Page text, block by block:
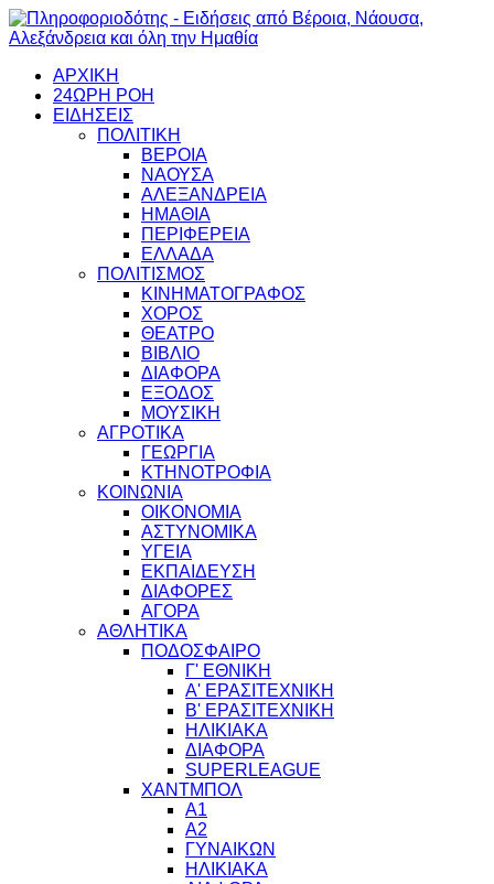
ΑΡΧΙΚΗ
24ΩΡΗ ΡΟΗ
ΕΙΔΗΣΕΙΣ
ΠΟΛΙΤΙΚΗ
ΒΕΡΟΙΑ
ΝΑΟΥΣΑ
ΑΛΕΞΑΝΔΡΕΙΑ
ΗΜΑΘΙΑ
ΠΕΡΙΦΕΡΕΙΑ
ΕΛΛΑΔΑ
ΠΟΛΙΤΙΣΜΟΣ
ΚΙΝΗΜΑΤΟΓΡΑΦΟΣ
ΧΟΡΟΣ
ΘΕΑΤΡΟ
ΒΙΒΛΙΟ
ΔΙΑΦΟΡΑ
ΕΞΟΔΟΣ
ΜΟΥΣΙΚΗ
ΑΓΡΟΤΙΚΑ
ΓΕΩΡΓΙΑ
ΚΤΗΝΟΤΡΟΦΙΑ
ΚΟΙΝΩΝΙΑ
ΟΙΚΟΝΟΜΙΑ
ΑΣΤΥΝΟΜΙΚΑ
ΥΓΕΙΑ
ΕΚΠΑΙΔΕΥΣΗ
ΔΙΑΦΟΡΕΣ
ΑΓΟΡΑ
ΑΘΛΗΤΙΚΑ
ΠΟΔΟΣΦΑΙΡΟ
Γ' ΕΘΝΙΚΗ
Α' ΕΡΑΣΙΤΕΧΝΙΚΗ
Β' ΕΡΑΣΙΤΕΧΝΙΚΗ
ΗΛΙΚΙΑΚΑ
ΔΙΑΦΟΡΑ
SUPERLEAGUE
ΧΑΝΤΜΠΟΛ
Α1
Α2
ΓΥΝΑΙΚΩΝ
ΗΛΙΚΙΑΚΑ